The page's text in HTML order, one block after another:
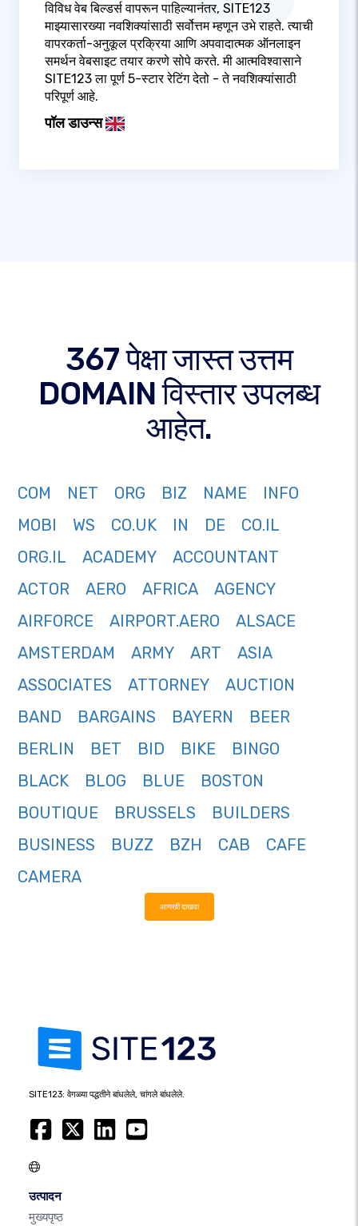
विविध वेब बिल्डर्स वापरून पाहिल्यानंतर, SITE123
माझ्यासारख्या नवशिक्यांसाठी सर्वोत्तम म्हणून उभे राहते. त्याची
वापरकर्ता-अनुकूल प्रक्रिया आणि अपवादात्मक ऑनलाइन
समर्थन वेबसाइट तयार करणे सोपे करते. मी आत्मविश्वासाने
SITE123 ला पूर्ण 5-स्टार रेटिंग देतो - ते नवशिक्यांसाठी
परिपूर्ण आहे.
पॉल डाउन्स
367 पेक्षा जास्त उत्तम
DOMAIN विस्तार उपलब्ध
आहेत.
COM NET ORG BIZ NAME
INFO
MOBI
WS CO.UK IN DE
CO.IL
ORG.IL
ACADEMY
ACCOUNTANT
ACTOR
AERO AFRICA
AGENCY
AIRFORCE
AIRPORT.AERO
ALSACE
AMSTERDAM
ARMY ART
ASIA
ASSOCIATES
ATTORNEY
AUCTION
BAND
BARGAINS BAYERN
BEER
BERLIN
BET BID BIKE
BINGO
BLACK
BLOG BLUE
BOSTON
BOUTIQUE
BRUSSELS
BUILDERS
BUSINESS
BUZZ BZH CAB
CAFE
CAMERA
आणखी दाखवा
SITE123: वेगळ्या पद्धतीने बांधलेले, चांगले बांधलेले.
उत्पादन
मुख्यपृष्ठ